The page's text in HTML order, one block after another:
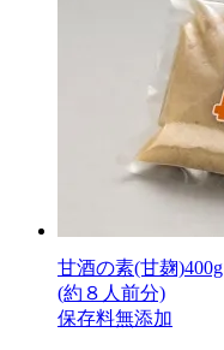
甘酒の素(甘麹)400g
(約８人前分)
保存料無添加